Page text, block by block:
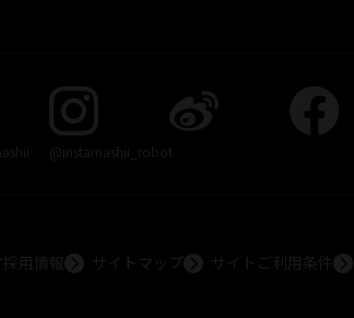
@instamashii_robot
用情報 サイトマップ サイトご利用条件